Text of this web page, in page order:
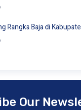
Rangka Baja di
Our